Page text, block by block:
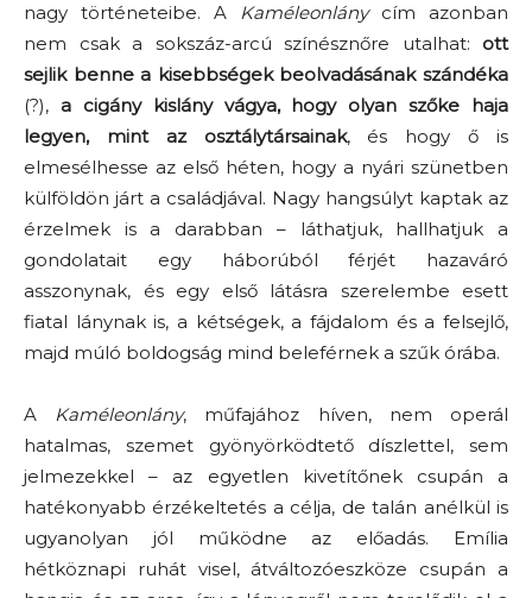
nagy történeteibe. A Kaméleonlánycím azonban
nem csak a sokszáz-arcú színésznőre utalhat: ott
sejlik benne a kisebbségek beolvadásának szándéka
(?), a cigány kislány vágya, hogy olyan szőke haja
legyen, mint az osztálytársainak, és hogy ő is
elmesélhesse az első héten, hogy a nyári szünetben
külföldön járt a családjával. Nagy hangsúlyt kaptak az
érzelmek is a darabban – láthatjuk, hallhatjuk a
gondolatait egy háborúból férjét hazaváró
asszonynak, és egy első látásra szerelembe esett
fiatal lánynak is, a kétségek, a fájdalom és a felsejlő,
majd múló boldogság mind beleférnek a szűk órába.
A Kaméleonlány, műfajához híven, nem operál
hatalmas, szemet gyönyörködtető díszlettel, sem
jelmezekkel – az egyetlen kivetítőnek csupán a
hatékonyabb érzékeltetés a célja, de talán anélkül is
ugyanolyan jól működne az előadás. Emília
hétköznapi ruhát visel, átváltozóeszköze csupán a